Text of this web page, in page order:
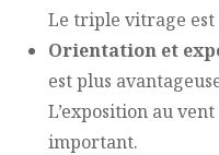
Le triple vitrage
Orientation et
est plus
L’exposition au
important.